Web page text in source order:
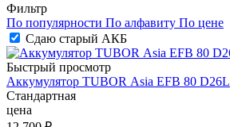
Фильтр
По популярности По алфавиту По цене
Сдаю старый АКБ
Быстрый просмотр
Аккумулятор TUBOR Аsia EFB 80 D26L
Стандартная
цена